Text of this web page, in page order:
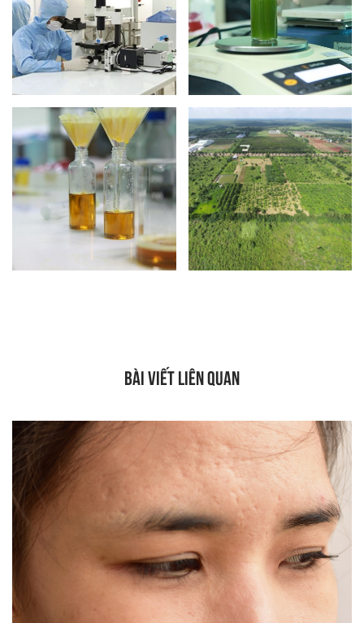
BÀI VIẾT LIÊN QUAN